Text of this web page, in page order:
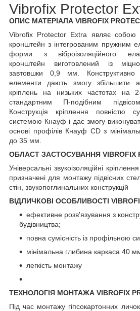
Vibrofix Protector
ОПИС МАТЕРІАЛА VIBROFIX
Vibrofix Protector Extra являє собою
кронштейн з інтегрованим пружним
форми з віброізоляційного
кронштейн виготовлений із
завтовшки 0,9 мм. Конструктивно
елементи дають змогу збільшити
кріплень на низьких частотах на
стандартним П-подібним
Конструкція кріплення повністю
системою Кнауф і дає змогу
основі профілів Кнауф CD з
до 35 мм.
ОБЛАСТ ЗАСТОСУВАННЯ VIBROFIX
Універсальні звукоізоляційні
призначені для монтажу підвісних
стін, звукопоглинальних конструкцій
ВІДЛИЧКОВІ ОСОБЛИВОСТІ
ефективне розв'язування з
будівництва;
повна сумісність із профільною
мінімальна глибина каркаса 40
легкість монтажу
ТЕХНОЛОГІЯ МОНТАЖА VIBROFIX
Під час монтажу гіпсокартонних